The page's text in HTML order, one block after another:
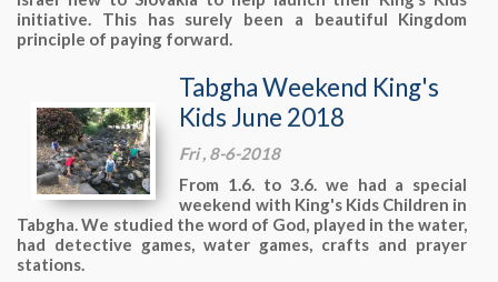
initiative. This has surely been a beautiful Kingdom
principle of paying forward.
Tabgha Weekend King's
Kids June 2018
Fri , 8-6-2018
From 1.6. to 3.6. we had a special
weekend with King's Kids Children in
Tabgha. We studied the word of God, played in the water,
had detective games, water games, crafts and prayer
stations.